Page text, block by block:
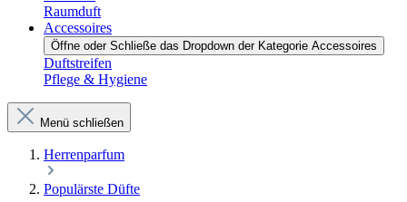
Raumduft
Accessoires
Öffne oder Schließe das Dropdown der Kategorie Accessoires
Duftstreifen
Pflege & Hygiene
Menü schließen
Herrenparfum
Populärste Düfte